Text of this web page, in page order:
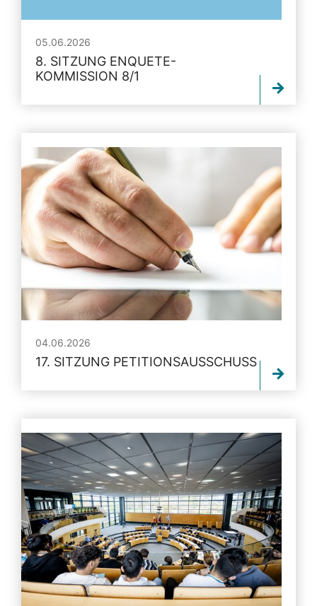
05.06.2026
8. SITZUNG ENQUETE-
KOMMISSION 8/1
04.06.2026
17. SITZUNG PETITIONSAUSSCHUSS